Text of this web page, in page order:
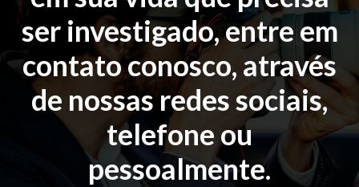
ser investigado, entre em
contato conosco, através
de nossas redes sociais,
telefone ou
pessoalmente.